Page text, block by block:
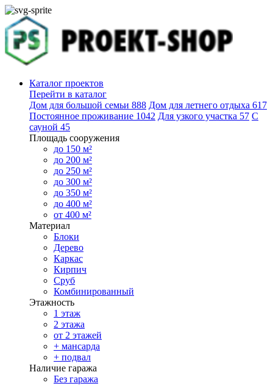
Каталог проектов
Перейти в каталог
Дом для большой семьи 888 Дом для летнего отдыха 617
Постоянное проживание 1042 Для узкого участка 57 С
сауной 45
Площадь сооружения
до 150 м²
до 200 м²
до 250 м²
до 300 м²
до 350 м²
до 400 м²
от 400 м²
Материал
Блоки
Дерево
Каркас
Кирпич
Сруб
Комбинированный
Этажность
1 этаж
2 этажа
от 2 этажей
+ мансарда
+ подвал
Наличие гаража
Без гаража